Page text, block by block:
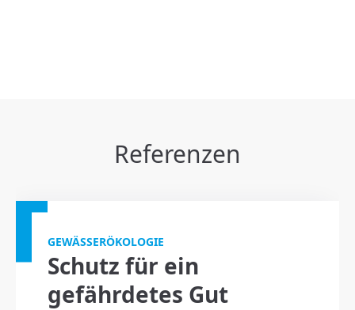
Referenzen
GEWÄSSERÖKOLOGIE
Schutz für ein
gefährdetes Gut